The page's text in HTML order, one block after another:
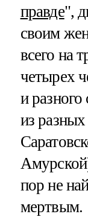
правде",
своим
всего на
четырех
и
из
пор не
мертвым.